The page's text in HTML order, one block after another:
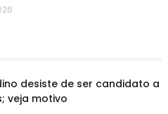
desiste de ser candidato a
veja motivo